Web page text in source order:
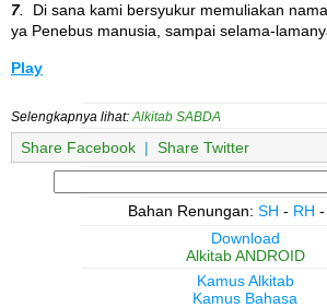
7.
Di sana kami bersyukur memuliakan
ya Penebus manusia, sampai selama-
Play
Selengkapnya lihat: Alkitab SABDA
Share Facebook | Share Twitter
Bahan Renungan: SH - RH -
Download
Alkitab ANDROID
Kamus Alkitab
Kamus Bahasa